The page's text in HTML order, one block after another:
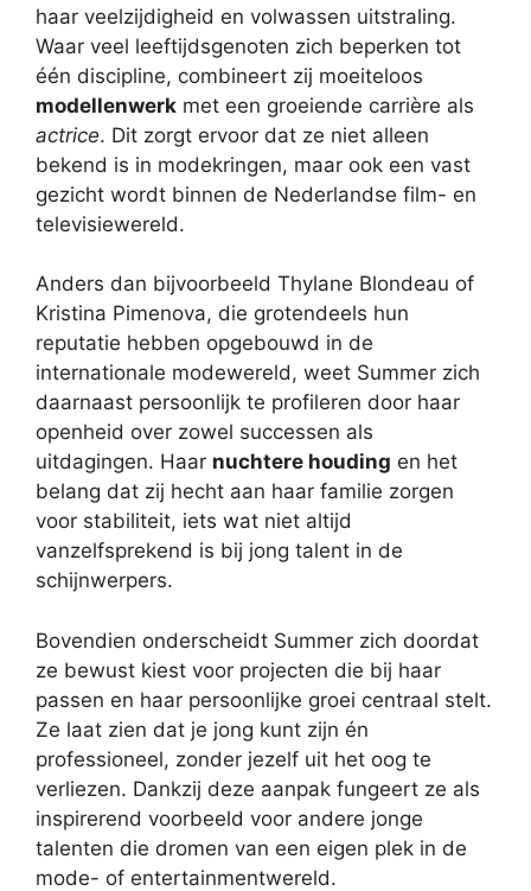
haar veelzijdigheid en volwassen uitstraling.
Waar veel leeftijdsgenoten zich beperken tot
één discipline, combineert zij moeiteloos
modellenwerk met een groeiende carrière als
actrice. Dit zorgt ervoor dat ze niet alleen
bekend is in modekringen, maar ook een vast
gezicht wordt binnen de Nederlandse film- en
televisiewereld.
Anders dan bijvoorbeeld Thylane Blondeau of
Kristina Pimenova, die grotendeels hun
reputatie hebben opgebouwd in de
internationale modewereld, weet Summer zich
daarnaast persoonlijk te profileren door haar
openheid over zowel successen als
uitdagingen. Haar nuchtere houding en het
belang dat zij hecht aan haar familie zorgen
voor stabiliteit, iets wat niet altijd
vanzelfsprekend is bij jong talent in de
schijnwerpers.
Bovendien onderscheidt Summer zich doordat
ze bewust kiest voor projecten die bij haar
passen en haar persoonlijke groei centraal stelt.
Ze laat zien dat je jong kunt zijn én
professioneel, zonder jezelf uit het oog te
verliezen. Dankzij deze aanpak fungeert ze als
inspirerend voorbeeld voor andere jonge
talenten die dromen van een eigen plek in de
mode- of entertainmentwereld.